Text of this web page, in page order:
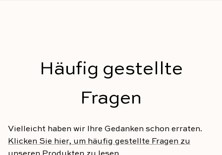
Häufig gestellte
Fragen
Vielleicht haben wir Ihre Gedanken schon erraten.
Klicken Sie hier, um häufig gestellte Fragen zu